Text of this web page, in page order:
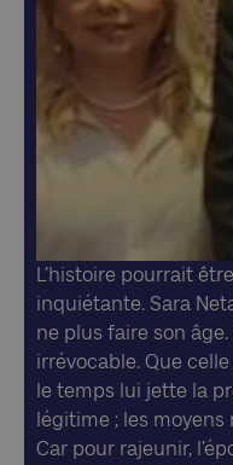
L’histoire pourrait
inquiétante. Sara
ne plus faire son
irrévocable. Que
le temps lui jette la
légitime ; les
Car pour rajeunir,